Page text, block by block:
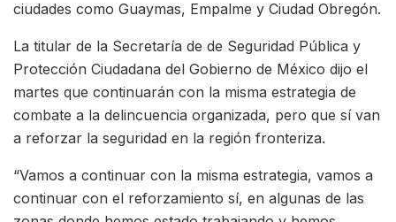
ciudades como Guaymas, Empalme y Ciudad Obregón.
La titular de la Secretaría de de Seguridad Pública y
Protección Ciudadana del Gobierno de México dijo el
martes que continuarán con la misma estrategia de
combate a la delincuencia organizada, pero que sí van
a reforzar la seguridad en la región fronteriza.
“Vamos a continuar con la misma estrategia, vamos a
continuar con el reforzamiento sí, en algunas de las